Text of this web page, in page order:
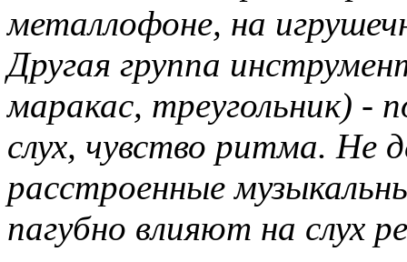
металлофоне, на
Другая группа
маракас, треугольник) -
слух, чувство ритма. Не
расстроенные
пагубно влияют на слух